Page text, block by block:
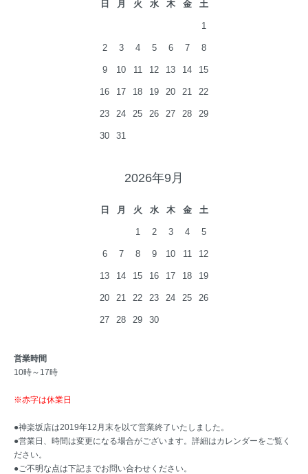
日 月 火 水 木 金 土
1
2 3 4 5 6 7 8
9 10 11 12 13 14 15
16 17 18 19 20 21 22
23 24 25 26 27 28 29
30 31
2026年9月
日 月 火 水 木 金 土
1 2 3 4 5
6 7 8 9 10 11 12
13 14 15 16 17 18 19
20 21 22 23 24 25 26
27 28 29 30
営業時間
10時～17時
※赤字は休業日
●神楽坂店は2019年12月末を以て営業終了いたしました。
●営業日、時間は変更になる場合がございます。詳細はカレンダーをご覧く
ださい。
●ご不明な点は下記までお問い合わせください。